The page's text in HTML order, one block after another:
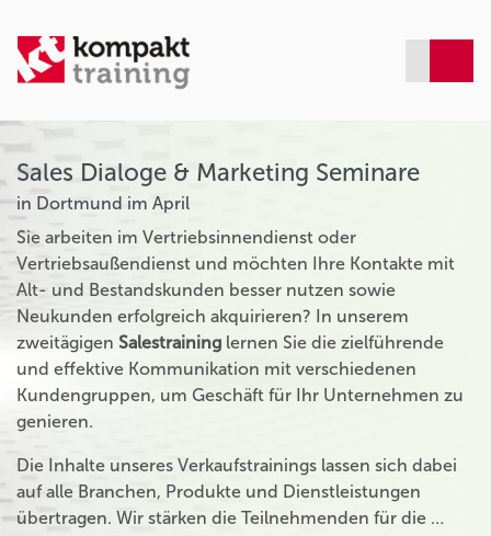
Sales Dialoge & Marketing Seminare
in Dortmund im April
Sie arbeiten im Vertriebsinnendienst oder
Vertriebsaußendienst und möchten Ihre Kontakte mit
Alt- und Bestandskunden besser nutzen sowie
Neukunden erfolgreich akquirieren? In unserem
zweitägigen Salestraining lernen Sie die zielführende
und effektive Kommunikation mit verschiedenen
Kundengruppen, um Geschäft für Ihr Unternehmen zu
genieren.
Die Inhalte unseres Verkaufstrainings lassen sich dabei
auf alle Branchen, Produkte und Dienstleistungen
übertragen. Wir stärken die Teilnehmenden für die …